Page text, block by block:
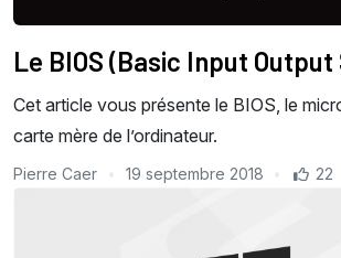
Le BIOS (Basic Input
Cet article vous présente le BIOS, le
carte mère de l’ordinateur.
Pierre Caer 19 septembre 2018 22